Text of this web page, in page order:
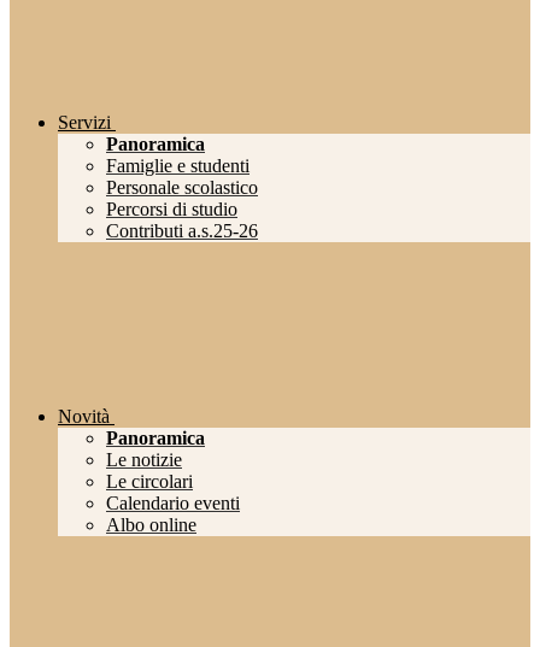
Servizi
Panoramica
Famiglie e studenti
Personale scolastico
Percorsi di studio
Contributi a.s.25-26
Novità
Panoramica
Le notizie
Le circolari
Calendario eventi
Albo online